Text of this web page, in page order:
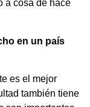
a cosa de hace
en un país
es el mejor
también tiene